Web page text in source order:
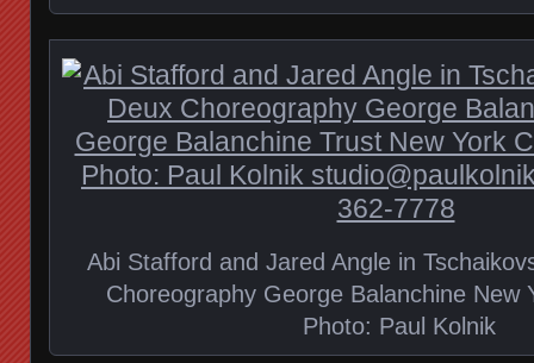
Abi Stafford and Jared Angle in
Choreography George Balanchine New
Photo: Paul Kolnik